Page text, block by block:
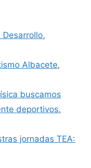
Desarrollo,
Albacete,
buscamos
deportivos.
jornadas TEA: